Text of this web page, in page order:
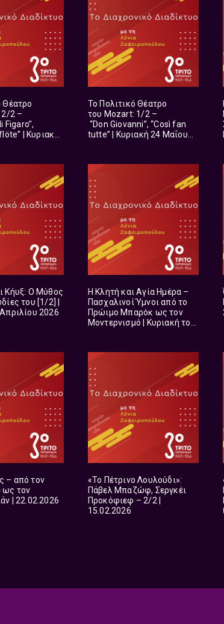
Θέατρο
2/2 –
Figaro”,
| Κυριακή
Το Πολιτικό Θέατρο
του Mozart: 1/2 –
“Don Giovanni”, “Così fan
tutte” | Κυριακή 24 Μαΐου
Κήυξ: Ο Μύθος
του [1/2] |
2026
Η Κλητή και Αγία Ημέρα –
Πασχαλινοί Ύμνοι από το
Πρώιμο Μπαρόκ ως τον
Μοντερνισμό | Κυριακή του
– από τον
τον
| 22.02.2026
«Το Πέτρινο Λουλούδι»:
Πάβελ Μπαζώφ, Σεργκέι
Προκόφιεφ – 2/2 |
15.02.2026